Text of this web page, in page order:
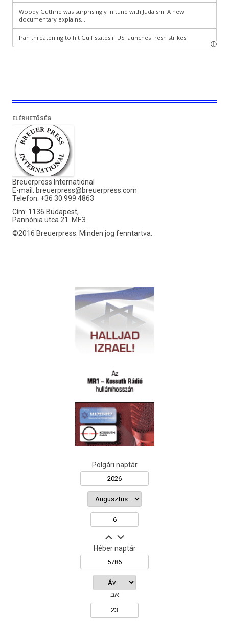
ELÉRHETŐSÉG
Breuerpress International
E-mail: breuerpress@breuerpress.com
Telefon: +36 30 999 4863
Cím: 1136 Budapest,
Pannónia utca 21. MF.3.
©2016 Breuerpress. Minden jog fenntartva.
Polgári naptár
Héber naptár
אב